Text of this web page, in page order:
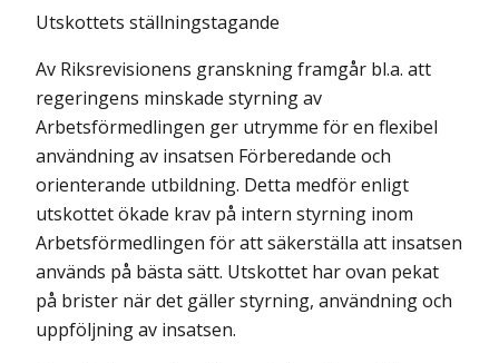
Utskottets ställningstagande
Av Riksrevisionens granskning framgår bl.a. att
regeringens minskade styrning av
Arbetsförmedlingen ger utrymme för en flexibel
användning av insatsen Förberedande och
orienterande utbildning. Detta medför enligt
utskottet ökade krav på intern styrning inom
Arbetsförmedlingen för att säkerställa att insatsen
används på bästa sätt. Utskottet har ovan pekat
på brister när det gäller styrning, användning och
upp­följning av insatsen.